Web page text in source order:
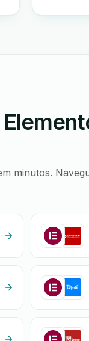
minutos.